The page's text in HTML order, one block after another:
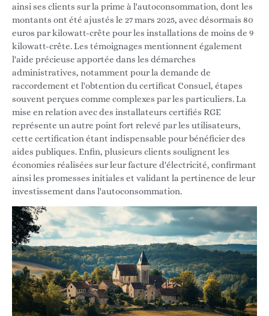
ainsi ses clients sur la prime à l'autoconsommation, dont les
montants ont été ajustés le 27 mars 2025, avec désormais 80
euros par kilowatt-crête pour les installations de moins de 9
kilowatt-crête. Les témoignages mentionnent également
l'aide précieuse apportée dans les démarches
administratives, notamment pour la demande de
raccordement et l'obtention du certificat Consuel, étapes
souvent perçues comme complexes par les particuliers. La
mise en relation avec des installateurs certifiés RGE
représente un autre point fort relevé par les utilisateurs,
cette certification étant indispensable pour bénéficier des
aides publiques. Enfin, plusieurs clients soulignent les
économies réalisées sur leur facture d'électricité, confirmant
ainsi les promesses initiales et validant la pertinence de leur
investissement dans l'autoconsommation.